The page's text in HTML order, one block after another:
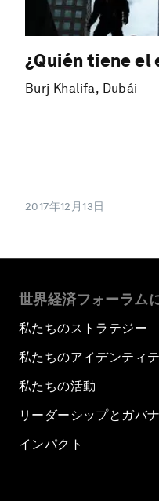
¿Quién tiene el
Burj Khalifa, Dubái
2017年12月13日
世界経済フォーラム
私たちのストラテジー
私たちのアイデンティ
私たちの活動
リーダーシップとガバ
インパクト